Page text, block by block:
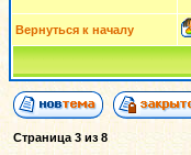
Вернуться к началу
Страница 3из 8